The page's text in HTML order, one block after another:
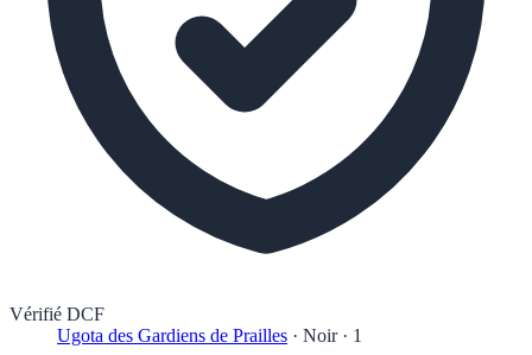
Vérifié DCF
Ugota des Gardiens de Prailles · Noir· 1